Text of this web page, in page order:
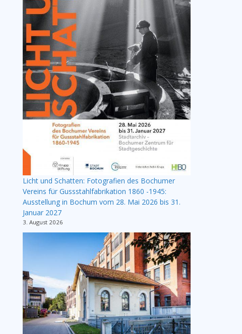
Licht und Schatten: Fotografien des Bochumer
Vereins für Gussstahlfabrikation 1860 -1945:
Ausstellung in Bochum vom 28. Mai 2026 bis 31.
Januar 2027
3. August 2026